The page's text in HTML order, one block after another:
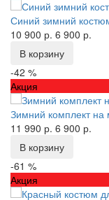
Синий зимний
10 900 р. 6 900 р.
В корзину
-42 %
Акция
Зимний комплект на
11 990 р. 6 900 р.
В корзину
-61 %
Акция